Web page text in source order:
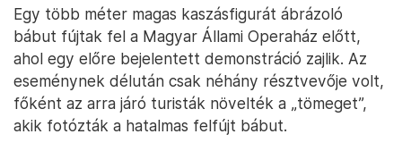
Egy több méter magas kaszásfigurát ábrázoló
bábut fújtak fel a Magyar Állami Operaház előtt,
ahol egy előre bejelentett demonstráció zajlik. Az
eseménynek délután csak néhány résztvevője volt,
főként az arra járó turisták növelték a „tömeget”,
akik fotózták a hatalmas felfújt bábut.